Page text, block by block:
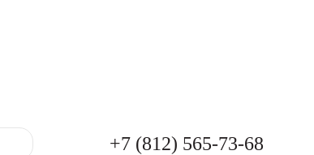
+7 (812) 565-73-68